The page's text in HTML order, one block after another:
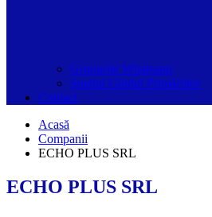
Grupurile Whatsapp
Spațiul Ghidul Primăriilor
Contact
Acasă
Companii
ECHO PLUS SRL
ECHO PLUS SRL